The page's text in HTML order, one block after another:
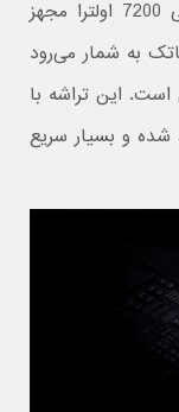
Redmi Note 13 Pro+ به تراشه دایمنسیتی 7200 اولترا مجهز
به شمار می‌رود
است. این تراشه با
تولید شده و بسیار سریع